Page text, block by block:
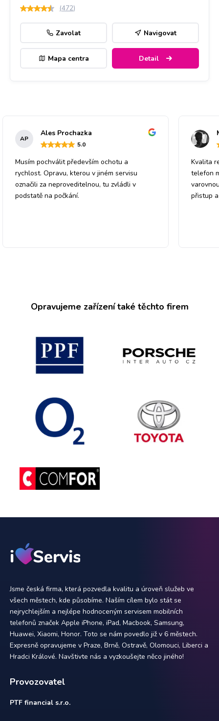
(472)
Zavolat Navigovat
Mapa centra Detail
AP
Ales Prochazka
5.0
Musím pochválit především ochotu a
rychlost. Opravu, kterou v jiném servisu
označili za neproveditelnou, tu zvládli v
podstatě na počkání.
Kvalita
telefon
přistup
Opravujeme zařízení také těchto firem
Jsme česká firma, která pozvedla kvalitu a úroveň služeb ve
všech městech, kde působíme. Naším cílem bylo stát se
nejrychlejším a nejlépe hodnoceným servisem mobilních
telefonů značek Apple iPhone, iPad, Macbook, Samsung,
Huawei, Xiaomi, Honor. Toto se nám povedlo již v 6 městech.
Expresně opravujeme v Praze, Brně, Ostravě, Olomouci, Liberci a
Hradci Králové. Navštivte nás a vyzkoušejte něco jiného!
Provozovatel
PTF financial s.r.o.